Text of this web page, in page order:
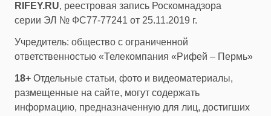
RIFEY.RU, реестровая запись Роскомнадзора
серии ЭЛ № ФС77-77241 от 25.11.2019 г.
Учредитель: общество с ограниченной
ответственностью «Телекомпания «Рифей – Пермь»
18+ Отдельные статьи, фото и видеоматериалы,
размещенные на сайте, могут содержать
информацию, предназначенную для лиц, достигших